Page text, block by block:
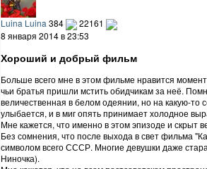
Luina Luina384
22161
8 января 2014 в 23:53
Хороший и добрый фильм
Больше всего мне в этом фильме нравится
чьи братья пришли мстить обидчикам за неё.
величественная в белом одеянии, но на какую-то
улыбается, и в миг опять принимает холодное
Мне кажется, что именно в этом эпизоде и скрыт
Без сомнения, что после выхода в свет фильма
символом всего СССР. Многие девушки даже
Ниночка).